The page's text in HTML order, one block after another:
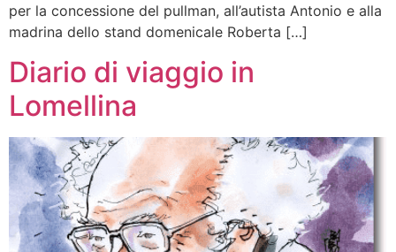
per la concessione del pullman, all’autista Antonio e alla
madrina dello stand domenicale Roberta […]
Diario di viaggio in
Lomellina